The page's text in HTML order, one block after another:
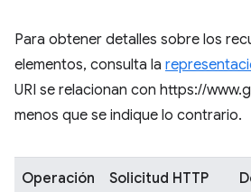
Para obtener detalles sobre los
elementos, consulta la
URI se relacionan con https://
menos que se indique lo contrario.
Operación Solicitud HTTP